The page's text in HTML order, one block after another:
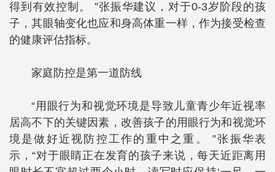
得到有效控制。 ”张振华建议，对于0-3岁阶段的孩
子，其眼轴变化也应和身高体重一样，作为接受检查
的健康评估指标。
家庭防控是第一道防线
“用眼行为和视觉环境是导致儿童青少年近视率
居高不下的关键因素，改善孩子的用眼行为和视觉环
境是做好近视防控工作的重中之重。 ”张振华表
示，“对于眼睛正在发育的孩子来说，每天近距离用